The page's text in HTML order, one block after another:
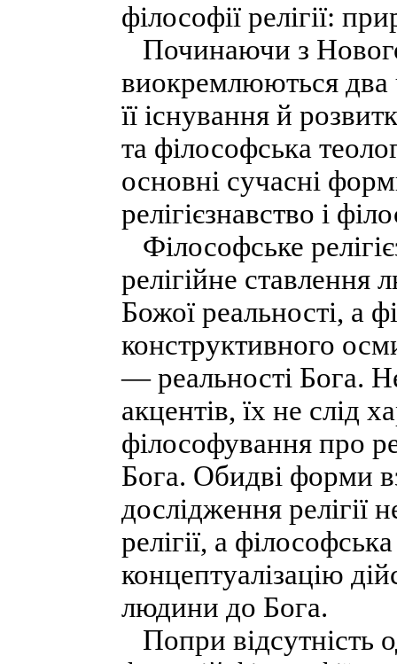
філософії релігії:
Починаючи з Нового
виокремлюються два
її існування й
та філософська
основні сучасні
релігієзнавство і
Філософське
релігійне ставлення
Божої реальності, а
конструктивного
— реальності Бога.
акцентів, їх не слід
філософування про
Бога. Обидві форми
дослідження релігії
релігії, а
концептуалізацію
людини до Бога.
Попри відсутність